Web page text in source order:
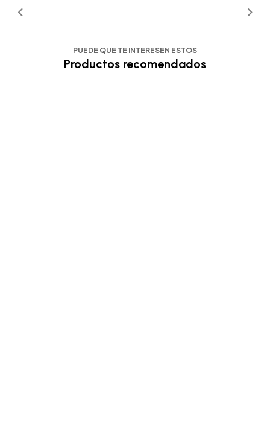
PUEDE QUE TE INTERESEN ESTOS
Productos recomendados